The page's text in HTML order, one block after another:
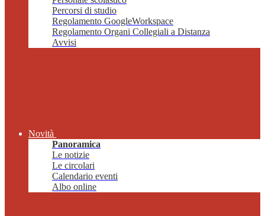
Percorsi di studio
Regolamento GoogleWorkspace
Regolamento Organi Collegiali a Distanza
Avvisi
Novità
Panoramica
Le notizie
Le circolari
Calendario eventi
Albo online